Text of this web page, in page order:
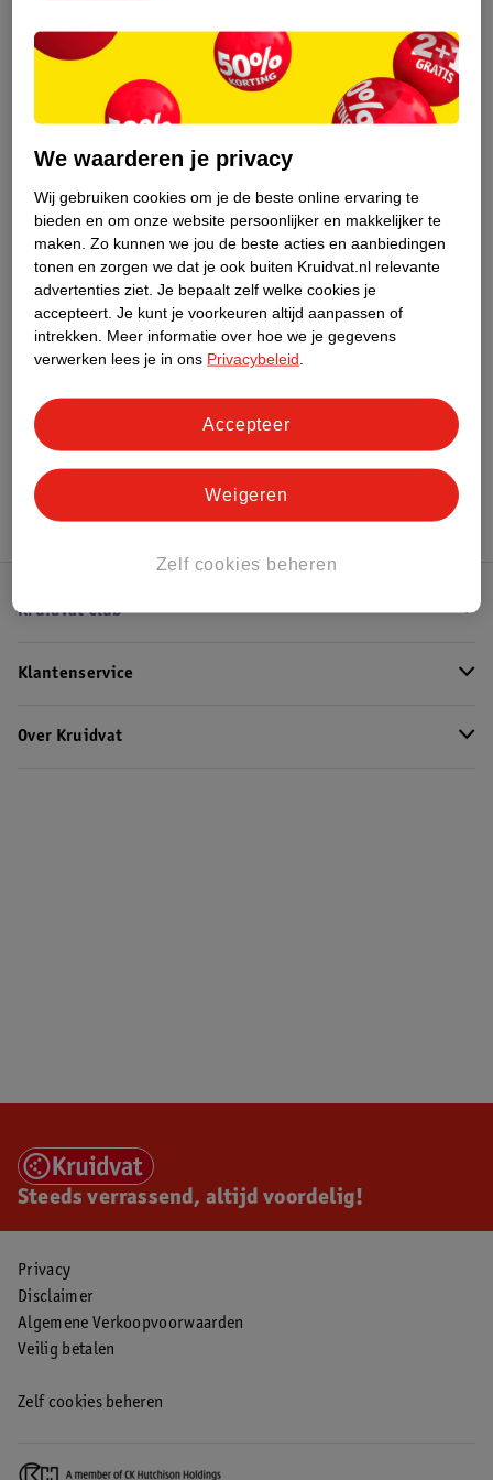
Kruidvat Pure & Soft
Wasgel
.
Niet op voorraad
1 2
Advies door Kruidvat
Kruidvat Club
Klantenservice
Over Kruidvat
Steeds verrassend, altijd voordelig!
Privacy
Disclaimer
Algemene Verkoopvoorwaarden
Veilig betalen
Zelf cookies beheren
We waarderen je privacy
Wij gebruiken cookies om je de beste online ervaring te
bieden en om onze website persoonlijker en makkelijker te
maken. Zo kunnen we jou de beste acties en aanbiedingen
tonen en zorgen we dat je ook buiten Kruidvat.nl relevante
advertenties ziet. Je bepaalt zelf welke cookies je
accepteert. Je kunt je voorkeuren altijd aanpassen of
intrekken.
Meer informatie over hoe we je gegevens
verwerken lees je in ons Privacybeleid
Zelf cookies beheren
Weigeren
Accepteer